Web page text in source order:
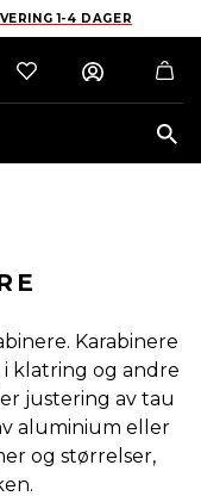
1-4 DAGER
Karabinere
klatring og andre
justering av tau
aluminium eller
og størrelser,